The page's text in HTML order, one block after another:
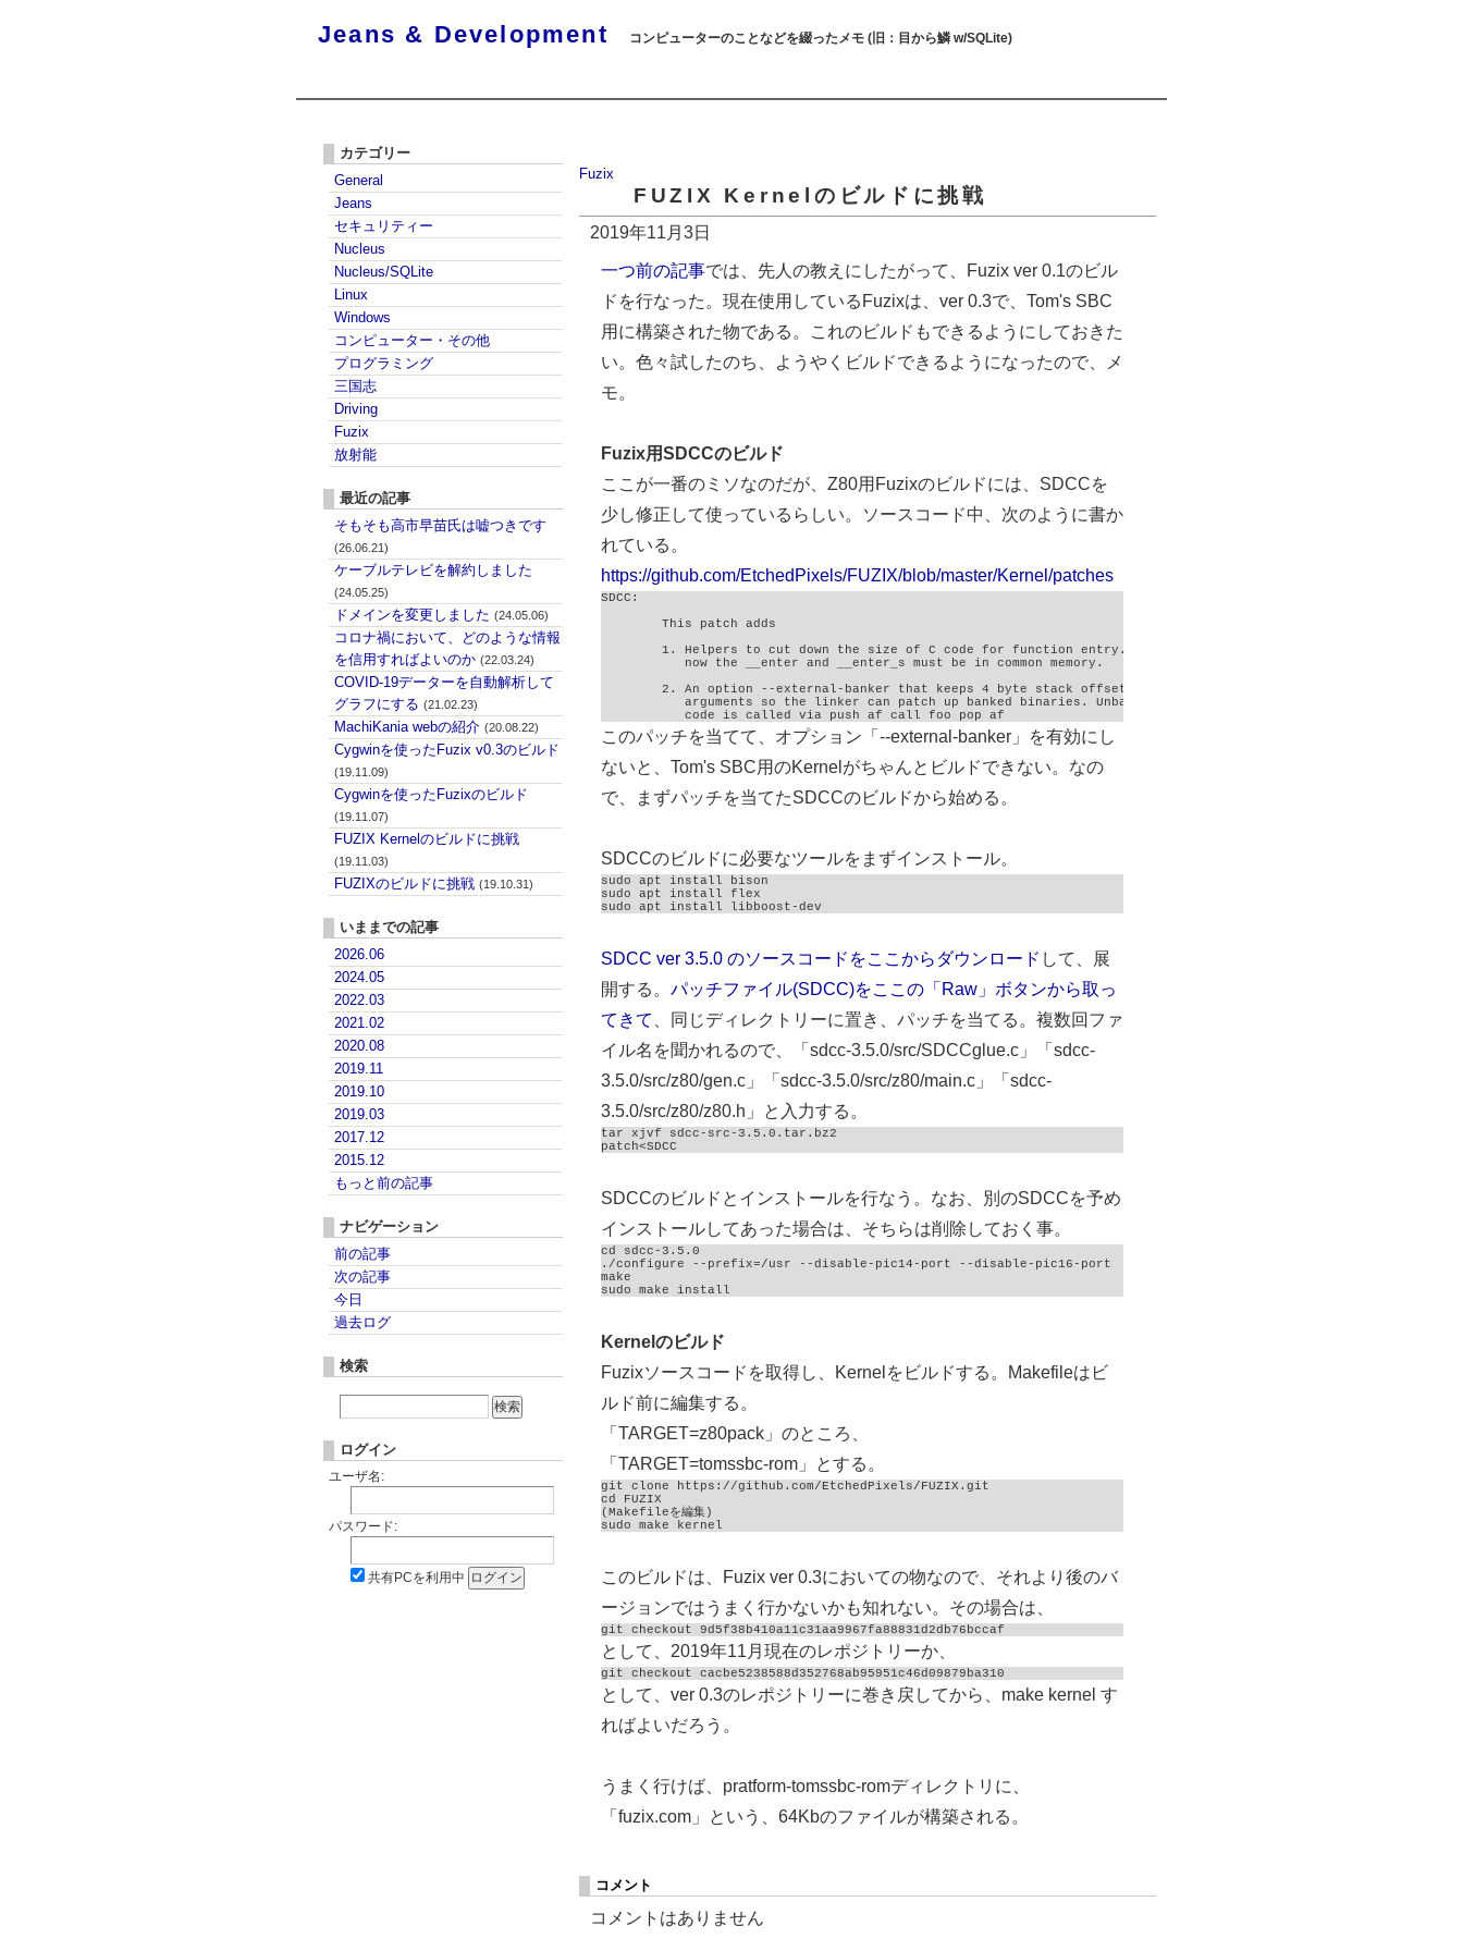
Jeans & Development コンピューターのことなどを綴ったメモ (旧：目から鱗 w/SQLite)
Fuzix
FUZIX Kernelのビルドに挑戦
2019年11月3日
一つ前の記事では、先人の教えにしたがって、Fuzix ver 0.1のビル
ドを行なった。現在使用しているFuzixは、ver 0.3で、Tom's SBC
用に構築された物である。これのビルドもできるようにしておきた
い。色々試したのち、ようやくビルドできるようになったので、メ
モ。
Fuzix用SDCCのビルド
ここが一番のミソなのだが、Z80用Fuzixのビルドには、SDCCを
少し修正して使っているらしい。ソースコード中、次のように書か
れている。
https://github.com/EtchedPixels/FUZIX/blob/master/Kernel/patches
SDCC:
	   code is called via push af call foo pop af
このパッチを当てて、オプション「--external-banker」を有効にし
ないと、Tom's SBC用のKernelがちゃんとビルドできない。なの
で、まずパッチを当てたSDCCのビルドから始める。
SDCCのビルドに必要なツールをまずインストール。
sudo apt install bison
sudo apt install flex
sudo apt install libboost-dev
SDCC ver 3.5.0 のソースコードをここからダウンロード して、展
開する。 パッチファイル(SDCC)をここの「Raw」ボタンから取っ
てきて
、同じディレクトリーに置き、パッチを当てる。複数回ファ
イル名を聞かれるので、「sdcc-3.5.0/src/SDCCglue.c」「sdcc-
3.5.0/src/z80/gen.c」「sdcc-3.5.0/src/z80/main.c」「sdcc-
3.5.0/src/z80/z80.h」と入力する。
tar xjvf sdcc-src-3.5.0.tar.bz2
patch<SDCC
SDCCのビルドとインストールを行なう。なお、別のSDCCを予め
インストールしてあった場合は、そちらは削除しておく事。
cd sdcc-3.5.0
./configure --prefix=/usr --disable-pic14-port --disable-pic16-port
make
sudo make install
Kernelのビルド
Fuzixソースコードを取得し、Kernelをビルドする。Makefileはビ
ルド前に編集する。
「TARGET=z80pack」のところ、
「TARGET=tomssbc-rom」とする。
git clone https://github.com/EtchedPixels/FUZIX.git
cd FUZIX
(Makefileを編集)
sudo make kernel
このビルドは、Fuzix ver 0.3においての物なので、それより後のバ
ージョンではうまく行かないかも知れない。その場合は、
git checkout 9d5f38b410a11c31aa9967fa88831d2db76bccaf
として、2019年11月現在のレポジトリーか、
git checkout cacbe5238588d352768ab95951c46d09879ba310
として、ver 0.3のレポジトリーに巻き戻してから、make kernel す
ればよいだろう。
うまく行けば、pratform-tomssbc-romディレクトリに、
「fuzix.com」という、64Kbのファイルが構築される。
コメント
コメントはありません
カテゴリー
General
Jeans
セキュリティー
Nucleus
Nucleus/SQLite
Linux
Windows
コンピューター・その他
プログラミング
三国志
Driving
Fuzix
放射能
最近の記事
そもそも高市早苗氏は嘘つきです
(26.06.21)
ケーブルテレビを解約しました
(24.05.25)
ドメインを変更しました (24.05.06)
コロナ禍において、どのような情報
を信用すればよいのか (22.03.24)
COVID-19データーを自動解析して
グラフにする (21.02.23)
MachiKania webの紹介 (20.08.22)
Cygwinを使ったFuzix v0.3のビルド
(19.11.09)
Cygwinを使ったFuzixのビルド
(19.11.07)
FUZIX Kernelのビルドに挑戦
(19.11.03)
FUZIXのビルドに挑戦 (19.10.31)
いままでの記事
2026.06
2024.05
2022.03
2021.02
2020.08
2019.11
2019.10
2019.03
2017.12
2015.12
もっと前の記事
ナビゲーション
前の記事
次の記事
今日
過去ログ
検索
ログイン
ユーザ名:
パスワード:
共有PCを利用中